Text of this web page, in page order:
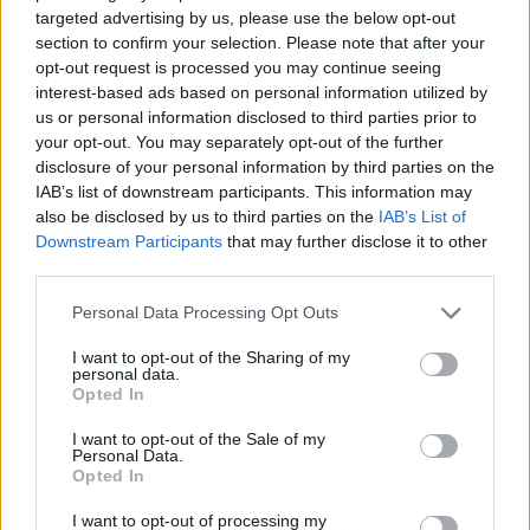
targeted advertising by us, please use the below opt-out
section to confirm your selection. Please note that after your
opt-out request is processed you may continue seeing
interest-based ads based on personal information utilized by
us or personal information disclosed to third parties prior to
your opt-out. You may separately opt-out of the further
disclosure of your personal information by third parties on the
IAB’s list of downstream participants. This information may
also be disclosed by us to third parties on the IAB’s List of
Downstream Participants that may further disclose it to other
Please note that this website/app uses one or more Google
not limited to your visit or usage behaviour. You may click to
grant or deny consent to Google and its third-party tags to
use your data for below specified purposes in below Google
consent section.
Personal Data Processing Opt Outs
I want to opt-out of the Sharing of my
personal data.
Opted In
I want to opt-out of the Sale of my
Personal Data.
Opted In
I want to opt-out of processing my
nuovamente posto sotto il controllo statale, ha detto martedì il
portavoce della Coalizione Democratica (DK)
dell’opposizione. Balázs Barkóczi ha reagito all’annuncio del
governo del lancio di un programma volto a rafforzare la
cooperazione internazionale nella ricerca che coinvolge le
università ungheresi soprannominate HU-rizont.
Barkóczi ha osservato che gli studenti ungheresi non possono
partecipare allo scambio Erasmus e i ricercatori al programma
Horizon dell’UE “perché il governo ha catturato le università
e le ha privatizzate come fondazioni”.
Lancio di HU-rizont, “a DIY schema per sostituire Horizon”
lasciata fuori dai programmi europei di istruzione e di
Martedì gli eurodeputati di DK sosterranno una posizione al
Parlamento europeo volta a chiedere al governo ungherese di
rispettare lo stato di diritto e attuare riforme che facilitino la
partecipazione dell’Ungheria ai programmi Horizon ed
Erasmus, ha affermato” Barkóczi.
“Dollaro lasciato” che cerca di bloccare le opportunità di